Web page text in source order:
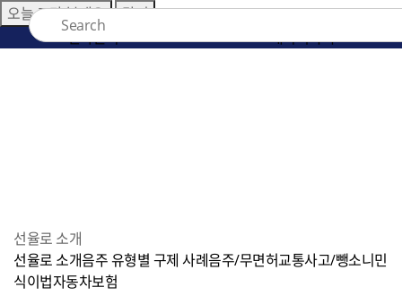
오늘 그만 볼래요
닫기
전화문의
네이버톡톡
선율로 소개
선율로 소개음주 유형별 구제 사례음주/무면허교통사고/뺑소니민
식이법자동차보험